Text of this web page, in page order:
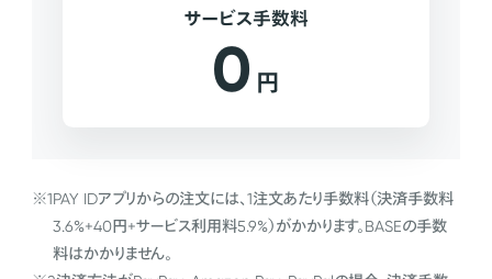
サービス手数料
0 円
※1PAY IDアプリからの注文には、1注文あたり手数料（決済手数料
3.6%+40円+サービス利用料5.9%）がかかります。BASEの手数
料はかかりません。